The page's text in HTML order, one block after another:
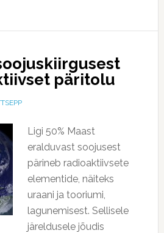
päritolu
Ligi 50% Maast
eralduvast soojusest
pärineb radioaktiivsete
elementide, näiteks
uraani ja tooriumi,
lagunemisest. Sellisele
järeldusele jõudis